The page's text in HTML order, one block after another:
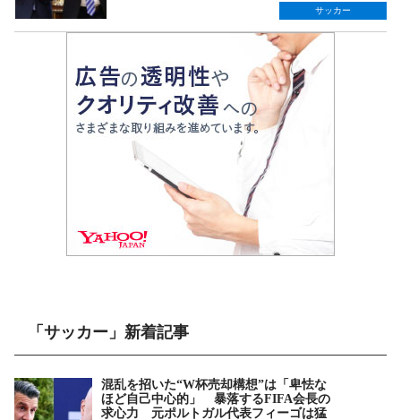
サッカー
「サッカー」新着記事
混乱を招いた“W杯売却構想”は「卑怯な
ほど自己中心的」 暴落するFIFA会長の
求心力 元ポルトガル代表フィーゴは猛